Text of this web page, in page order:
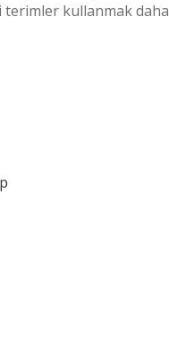
terimler kullanmak daha